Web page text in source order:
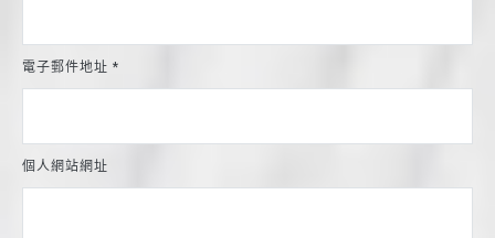
電子郵件地址 *
個人網站網址